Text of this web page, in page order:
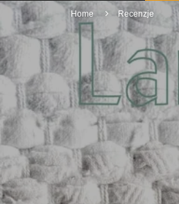
Home Recenzje